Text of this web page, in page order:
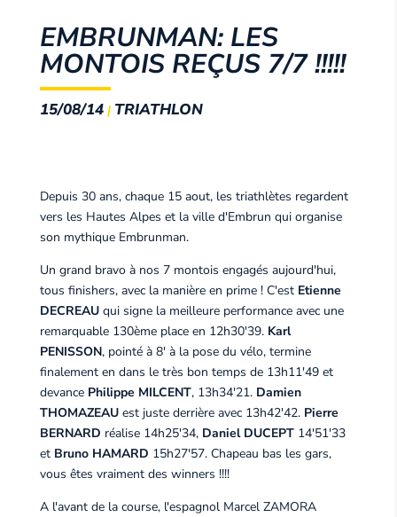
EMBRUNMAN: LES
MONTOIS REÇUS 7/7 !!!!!
15/08/14| TRIATHLON
Depuis 30 ans, chaque 15 aout, les triathlètes regardent
vers les Hautes Alpes et la ville d'Embrun qui organise
son mythique Embrunman.
Un grand bravo à nos 7 montois engagés aujourd'hui,
tous finishers, avec la manière en prime ! C'est Etienne
DECREAU qui signe la meilleure performance avec une
remarquable 130ème place en 12h30'39. Karl
PENISSON, pointé à 8' à la pose du vélo, termine
finalement en dans le très bon temps de 13h11'49 et
devance Philippe MILCENT, 13h34'21.Damien
THOMAZEAU est juste derrière avec 13h42'42. Pierre
BERNARD réalise 14h25'34, Daniel DUCEPT 14'51'33
et Bruno HAMARD 15h27'57. Chapeau bas les gars,
vous êtes vraiment des winners !!!!
A l'avant de la course, l'espagnol Marcel ZAMORA